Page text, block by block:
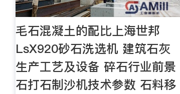
毛石混凝土的配比上海世邦
LsX920砂石洗选机 建筑石灰
生产工艺及设备 碎石行业前景
石打石制沙机技术参数 石料移